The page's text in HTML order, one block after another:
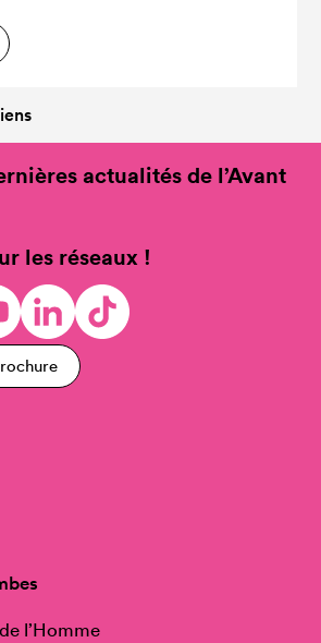
actualités de l’Avant
les réseaux !
l’Homme